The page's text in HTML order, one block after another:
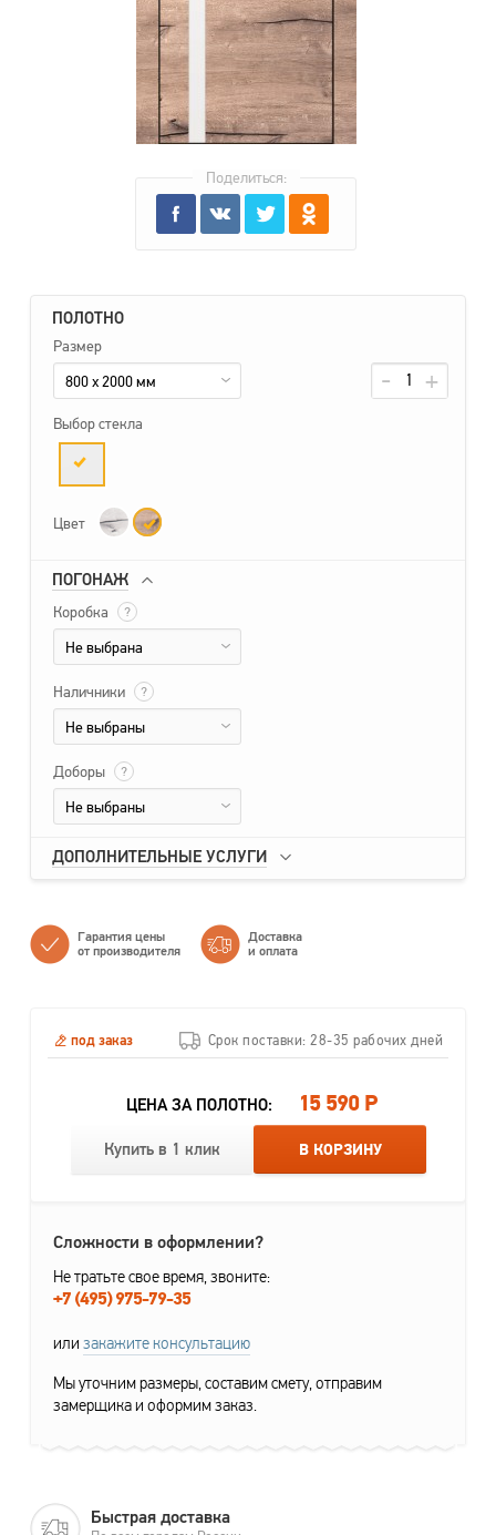
ПОЛОТНО
Размер
800 x 2000 мм
Выбор стекла
Цвет
ПОГОНАЖ
Коробка ?
Не выбрана
Наличники ?
Не выбраны
Доборы ?
Не выбраны
ДОПОЛНИТЕЛЬНЫЕ УСЛУГИ
Поделиться:
Гарантия цены
от производителя
Доставка
и оплата
под заказ Срок поставки: 28-35 рабочих дней
ЦЕНА ЗА ПОЛОТНО: 15 590 Р
Купить в 1 клик В КОРЗИНУ
Сложности в оформлении?
Не тратьте свое время, звоните:
+7 (495) 975-79-35
или закажите консультацию
Мы уточним размеры, составим смету, отправим
замерщика и оформим заказ.
Быстрая доставка